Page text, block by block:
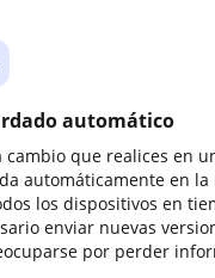
automático
cambio que realices en
automáticamente en la
los dispositivos en
enviar nuevas
por perder